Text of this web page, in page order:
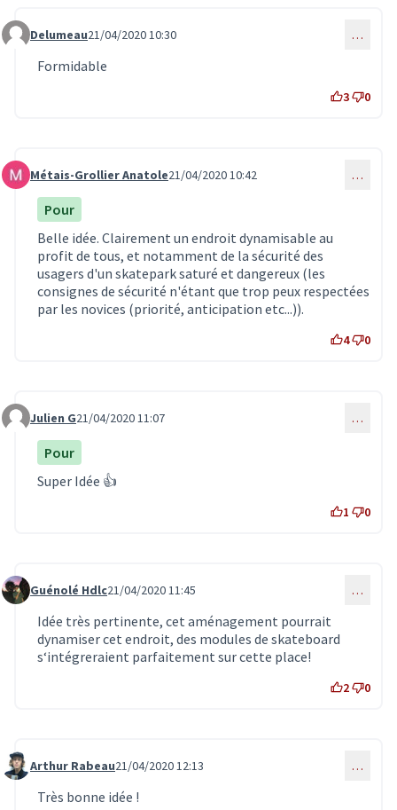
Commentaire 1913
Delumeau21/04/2020 10:30 …
Formidable
3 0
Commentaire 1914
Métais-Grollier Anatole21/04/2020 10:42 …
Pour
Belle idée. Clairement un endroit dynamisable au
profit de tous, et notamment de la sécurité des
usagers d'un skatepark saturé et dangereux (les
consignes de sécurité n'étant que trop peux respectées
par les novices (priorité, anticipation etc...)).
4 0
Commentaire 1915
Julien G21/04/2020 11:07 …
Pour
Super Idée 👍
1 0
Commentaire 1917
Guénolé Hdlc21/04/2020 11:45 …
Idée très pertinente, cet aménagement pourrait
dynamiser cet endroit, des modules de skateboard
s‘intégreraient parfaitement sur cette place!
2 0
Commentaire 1918
Arthur Rabeau21/04/2020 12:13 …
Très bonne idée !